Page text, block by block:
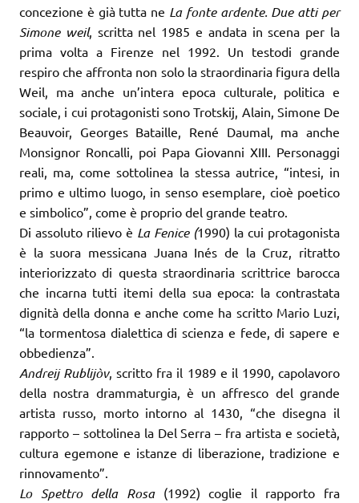
concezione è già tutta ne La fonte ardente. Due atti per
Simone weil, scritta nel 1985 e andata in scena per la
prima volta a Firenze nel 1992. Un testodi grande
respiro che affronta non solo la straordinaria figura della
Weil, ma anche un’intera epoca culturale, politica e
sociale, i cui protagonisti sono Trotskij, Alain, Simone De
Beauvoir, Georges Bataille, René Daumal, ma anche
Monsignor Roncalli, poi Papa Giovanni XIII. Personaggi
reali, ma, come sottolinea la stessa autrice, “intesi, in
primo e ultimo luogo, in senso esemplare, cioè poetico
e simbolico”, come è proprio del grande teatro.
Di assoluto rilievo è La Fenice (1990) la cui protagonista
è la suora messicana Juana Inés de la Cruz, ritratto
interiorizzato di questa straordinaria scrittrice barocca
che incarna tutti itemi della sua epoca: la contrastata
dignità della donna e anche come ha scritto Mario Luzi,
“la tormentosa dialettica di scienza e fede, di sapere e
obbedienza”.
Andreij Rublijòv, scritto fra il 1989 e il 1990, capolavoro
della nostra drammaturgia, è un affresco del grande
artista russo, morto intorno al 1430, “che disegna il
rapporto – sottolinea la Del Serra – fra artista e società,
cultura egemone e istanze di liberazione, tradizione e
rinnovamento”.
Lo Spettro della Rosa (1992) coglie il rapporto fra